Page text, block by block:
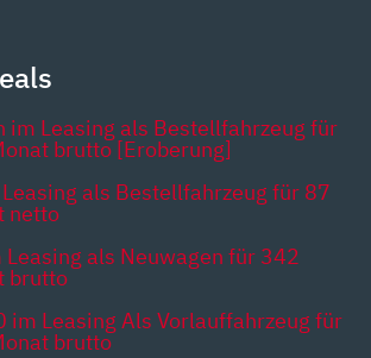
im Leasing als Bestellfahrzeug für
brutto [Eroberung]
als Bestellfahrzeug für 87
netto
Leasing als Neuwagen für 342
brutto
im Leasing Als Vorlauffahrzeug für
brutto